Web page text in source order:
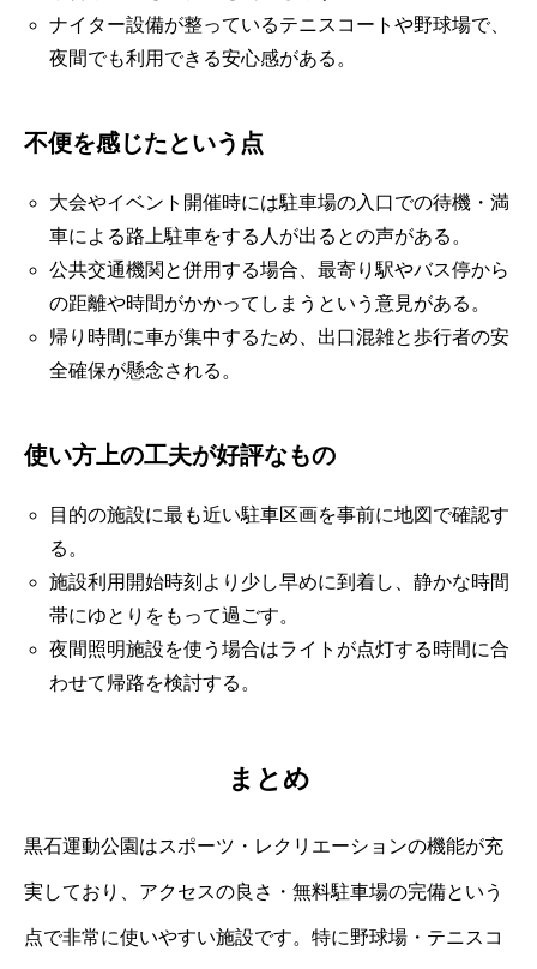
ナイター設備が整っているテニスコートや野球場で、
夜間でも利用できる安心感がある。
不便を感じたという点
大会やイベント開催時には駐車場の入口での待機・満
車による路上駐車をする人が出るとの声がある。
公共交通機関と併用する場合、最寄り駅やバス停から
の距離や時間がかかってしまうという意見がある。
帰り時間に車が集中するため、出口混雑と歩行者の安
全確保が懸念される。
使い方上の工夫が好評なもの
目的の施設に最も近い駐車区画を事前に地図で確認す
る。
施設利用開始時刻より少し早めに到着し、静かな時間
帯にゆとりをもって過ごす。
夜間照明施設を使う場合はライトが点灯する時間に合
わせて帰路を検討する。
まとめ
黒石運動公園はスポーツ・レクリエーションの機能が充
実しており、アクセスの良さ・無料駐車場の完備という
点で非常に使いやすい施設です。特に野球場・テニスコ